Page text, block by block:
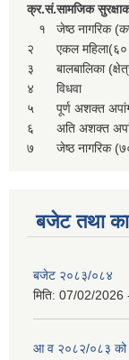
क्र.सं.सामजिक
१
जेष्ठ नागरिक
२
एकल महिला(६०
३
बालबालिका
४
विधवा
५
पूर्ण अशक्त
६
अति अशक्त
७
जेष्ठ नागरिक
बजेट तथा
बजेट २०८३/०८४
मिति: 07/02/2026
आ व २०८२/०८३ को